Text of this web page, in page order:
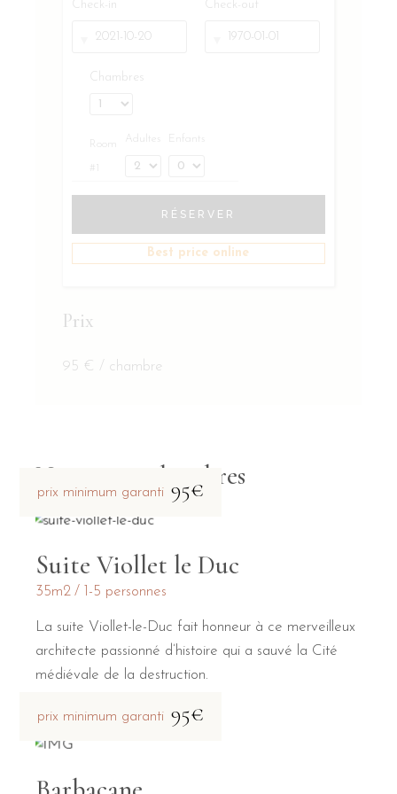
Check-in Check-out
Chambres
Room Adultes Enfants
RÉSERVER
Best price online
Prix
95 € / chambre
Nos autres chambres
prix minimum garanti 95€
Suite Viollet le Duc
35m2 1-5 personnes
La suite Viollet-le-Duc fait honneur à ce merveilleux
architecte passionné d’histoire qui a sauvé la Cité
médiévale de la destruction.
prix minimum garanti 95€